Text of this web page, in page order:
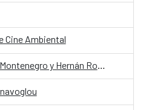
Cine Ambiental
En acción con... Christian Montenegro y Hernán Ronsino